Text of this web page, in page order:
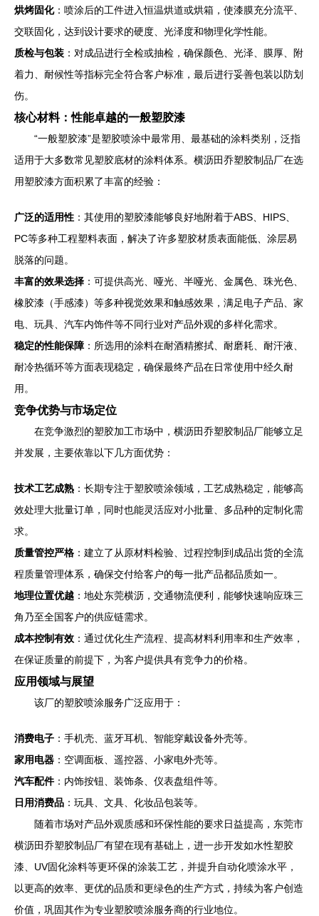
烘烤固化：喷涂后的工件进入恒温烘道或烘箱，使漆膜充分流平、
交联固化，达到设计要求的硬度、光泽度和物理化学性能。
质检与包装 ：对成品进行全检或抽检，确保颜色、光泽、膜厚、附
着力、耐候性等指标完全符合客户标准，最后进行妥善包装以防划
伤。
核心材料：性能卓越的一般塑胶漆
“一般塑胶漆”是塑胶喷涂中最常用、最基础的涂料类别，泛指
适用于大多数常见塑胶底材的涂料体系。横沥田乔塑胶制品厂在选
用塑胶漆方面积累了丰富的经验：
广泛的适用性 ：其使用的塑胶漆能够良好地附着于ABS、HIPS、
PC等多种工程塑料表面，解决了许多塑胶材质表面能低、涂层易
脱落的问题。
丰富的效果选择 ：可提供高光、哑光、半哑光、金属色、珠光色、
橡胶漆（手感漆）等多种视觉效果和触感效果，满足电子产品、家
电、玩具、汽车内饰件等不同行业对产品外观的多样化需求。
稳定的性能保障 ：所选用的涂料在耐酒精擦拭、耐磨耗、耐汗液、
耐冷热循环等方面表现稳定，确保最终产品在日常使用中经久耐
用。
竞争优势与市场定位
在竞争激烈的塑胶加工市场中，横沥田乔塑胶制品厂能够立足
并发展，主要依靠以下几方面优势：
技术工艺成熟 ：长期专注于塑胶喷涂领域，工艺成熟稳定，能够高
效处理大批量订单，同时也能灵活应对小批量、多品种的定制化需
求。
质量管控严格 ：建立了从原材料检验、过程控制到成品出货的全流
程质量管理体系，确保交付给客户的每一批产品都品质如一。
地理位置优越 ：地处东莞横沥，交通物流便利，能够快速响应珠三
角乃至全国客户的供应链需求。
成本控制有效 ：通过优化生产流程、提高材料利用率和生产效率，
在保证质量的前提下，为客户提供具有竞争力的价格。
应用领域与展望
该厂的塑胶喷涂服务广泛应用于：
消费电子 ：手机壳、蓝牙耳机、智能穿戴设备外壳等。
家用电器 ：空调面板、遥控器、小家电外壳等。
汽车配件：内饰按钮、装饰条、仪表盘组件等。
日用消费品 ：玩具、文具、化妆品包装等。
随着市场对产品外观质感和环保性能的要求日益提高，东莞市
横沥田乔塑胶制品厂有望在现有基础上，进一步开发如水性塑胶
漆、UV固化涂料等更环保的涂装工艺，并提升自动化喷涂水平，
以更高的效率、更优的品质和更绿⾊的生产方式，持续为客户创造
价值，巩固其作为专业塑胶喷涂服务商的行业地位。